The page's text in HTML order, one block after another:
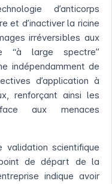
d’anticorps
et d’inactiver la ricine
irréversibles aux
“à large spectre”
indépendamment de
d’application à
renforçant ainsi les
aux menaces
validation scientifique
de départ de la
indique avoir